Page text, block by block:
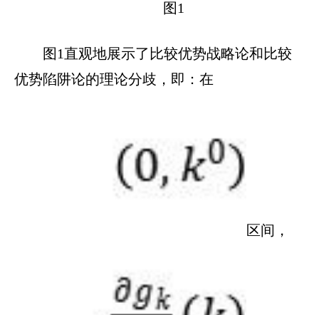
图1
图1直观地展示了比较优势战略论和比较
优势陷阱论的理论分歧，即：在
区间，